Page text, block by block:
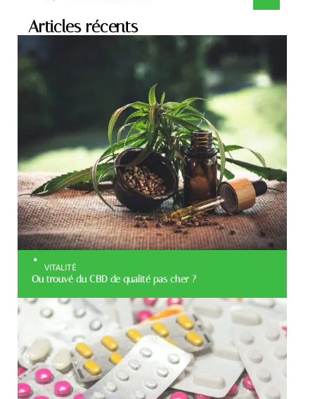
Articles récents
VITALITÉ
Ou trouvé du CBD de qualité pas cher ?